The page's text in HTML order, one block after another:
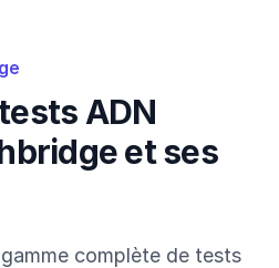
ADN
et ses
complète de tests